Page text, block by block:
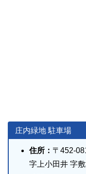
庄内緑地 駐車場
住所： 〒452-
字上小田井 字